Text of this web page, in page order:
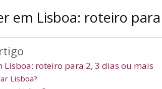
em Lisboa: roteiro
Lisboa: roteiro para 2, 3 dias ou mais
Lisboa?